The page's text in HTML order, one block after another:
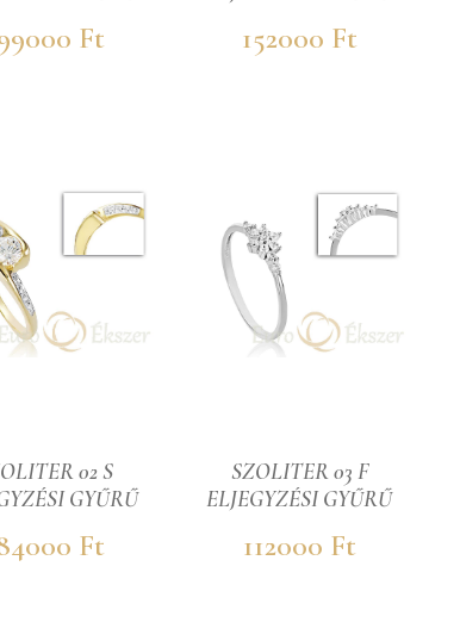
Ft 152000 Ft
02 S
GYŰRŰ
Ft
SZOLITER 03 F
ELJEGYZÉSI GYŰRŰ
112000 Ft